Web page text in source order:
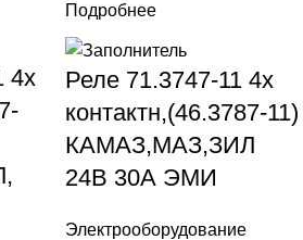
Подробнее
4х
Реле 71.3747-11 4х
контактн,(46.3787-11)
КАМАЗ,МАЗ,ЗИЛ
24В 30А ЭМИ
Электрооборудование